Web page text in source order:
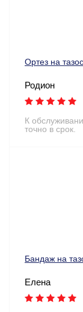
Ортез на
Родион
К
точно в срок.
Бандаж на
Елена